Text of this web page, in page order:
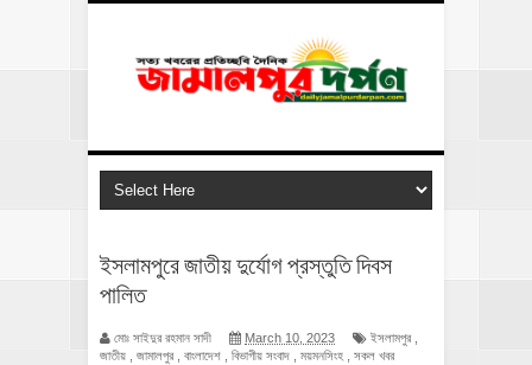
ইসলামপুরে জাতীয় দুর্যোগ প্রস্তুতি দিবস
পালিত
মোঃ সাইদুর রহমান সাদী March 10, 2023 ইসলামপুর
জাতীয়
জামালপুর বাংলাদেশ বিভাগীয় সংবাদ ময়মনসিংহ সকল খবর